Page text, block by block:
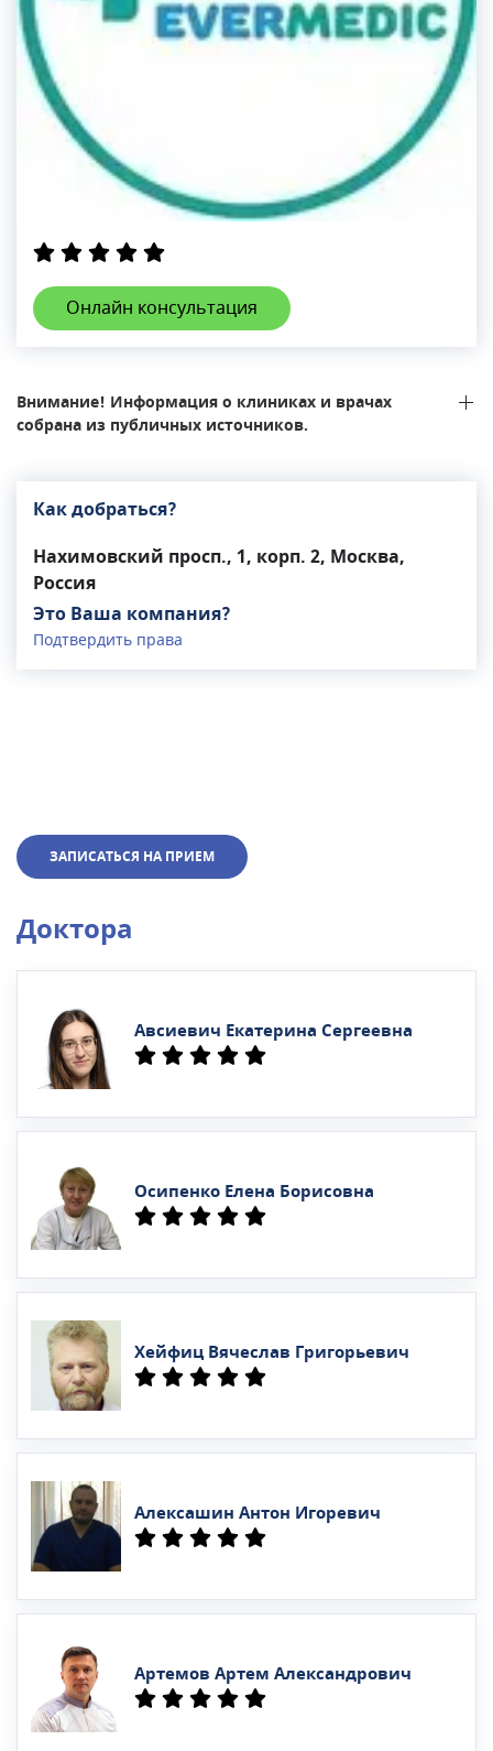
Онлайн консультация
Внимание! Информация о клиниках и врачах
собрана из публичных источников.
Как добраться?
Нахимовский просп., 1, корп. 2, Москва,
Россия
Это Ваша компания?
Подтвердить права
ЗАПИСАТЬСЯ НА ПРИЕМ
Доктора
Авсиевич Екатерина Сергеевна
Осипенко Елена Борисовна
Хейфиц Вячеслав Григорьевич
Алексашин Антон Игоревич
Артемов Артем Александрович